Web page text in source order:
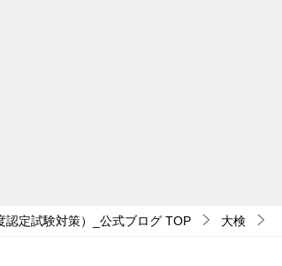
認定試験対策）_公式ブログ TOP 大検